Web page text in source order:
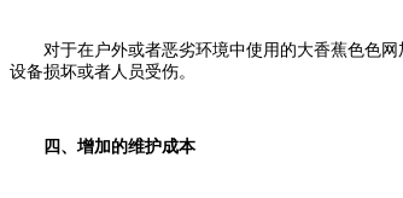
对于在户外或者恶劣环境中使用的大香蕉色色网
设备损坏或者人员受伤。
四、增加的维护成本